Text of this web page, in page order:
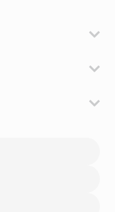
Complex sobre o
1, Zinc PCA,
Sodium
Potassium
Phenethyl Alcohol,